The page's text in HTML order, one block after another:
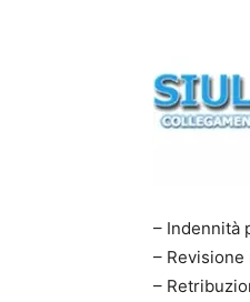
– Indennità
–
–